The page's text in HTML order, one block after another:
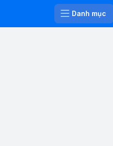
Danh mục